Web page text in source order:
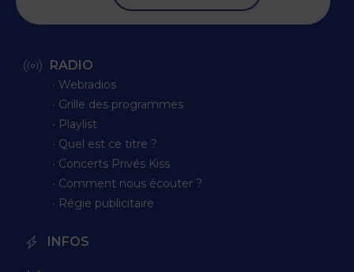
RADIO
∙ Webradios
∙ Grille des programmes
∙ Playlist
∙ Quel est ce titre ?
∙ Concerts Privés Kiss
∙ Comment nous écouter ?
∙ Régie publicitaire
INFOS